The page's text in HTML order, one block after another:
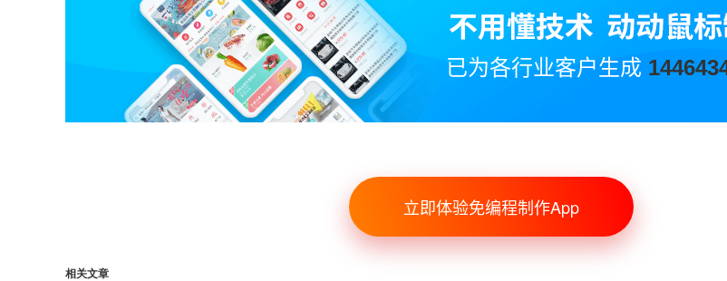
已为各行业客户生成
立即体验免编程制作App
相关文章